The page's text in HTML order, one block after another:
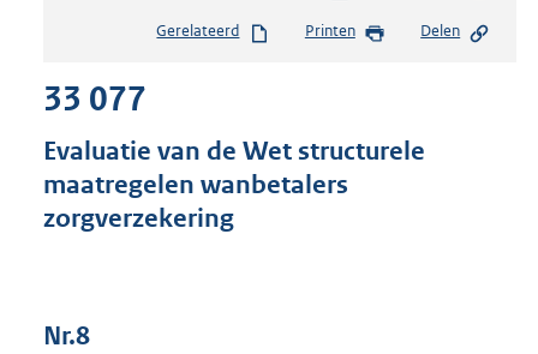
s
s
g
Gerelateerd Printen Delen
33 077
Evaluatie van de Wet structurele
maatregelen wanbetalers
zorgverzekering
Nr.8